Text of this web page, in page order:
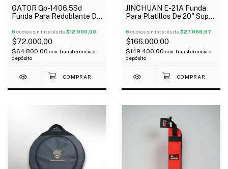
GATOR Gp-1406,5Sd
Funda Para Redoblante De
6 cuotas sin interés de$12.000,00
$72.000,00
$64.800,00 con Transferencia o
depósito
JINCHUAN E-21A Funda
Para Platillos De 20" Super
6 cuotas sin interés de$27.666,67
$166.000,00
$149.400,00 con Transferencia o
depósito